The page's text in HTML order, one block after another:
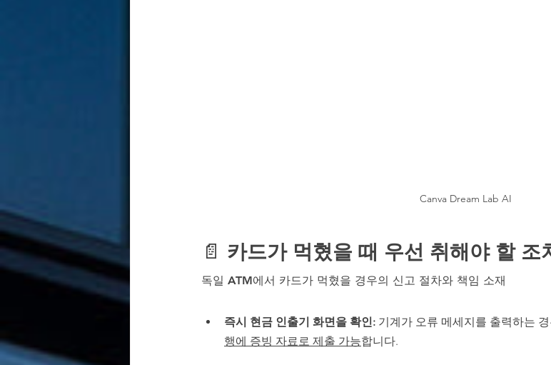
Canva Dream Lab AI
📄 카드가 먹혔을 때 우선 취해야 할 조
독일 ATM에서 카드가 먹혔을 경우의 신고 절차와 책임 소재
즉시 현금 인출기 화면을 확인: 기계가 오류 메세지를 출력하는
행에 증빙 자료로 제출 가능합니다.